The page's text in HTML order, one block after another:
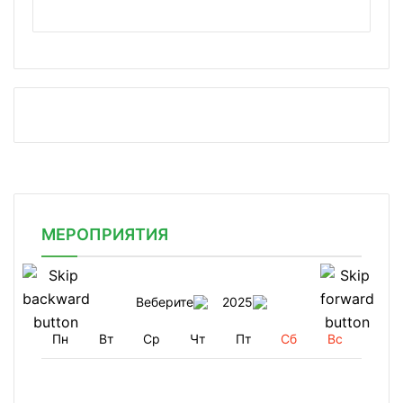
МЕРОПРИЯТИЯ
Веберите 2025
Пн Вт Ср Чт Пт Сб Вс